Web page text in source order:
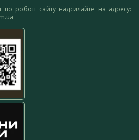
по роботі сайту надсилайте на адресу: